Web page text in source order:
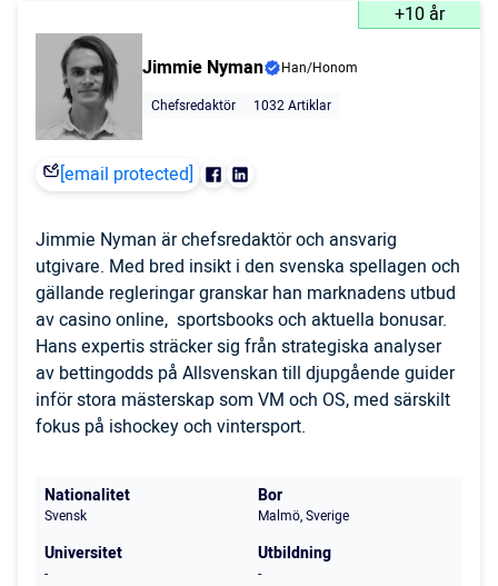
+10 år
Jimmie Nyman
Han/Honom
Chefsredaktör
1032 Artiklar
[email protected]
Jimmie Nyman är chefsredaktör och ansvarig
utgivare. Med bred insikt i den svenska spellagen och
gällande regleringar granskar han marknadens utbud
av casino online, sportsbooks och aktuella bonusar.
Hans expertis sträcker sig från strategiska analyser
av bettingodds på Allsvenskan till djupgående guider
inför stora mästerskap som VM och OS, med särskilt
fokus på ishockey och vintersport.
Nationalitet
Svensk
Bor
Malmö, Sverige
Universitet
-
Utbildning
-